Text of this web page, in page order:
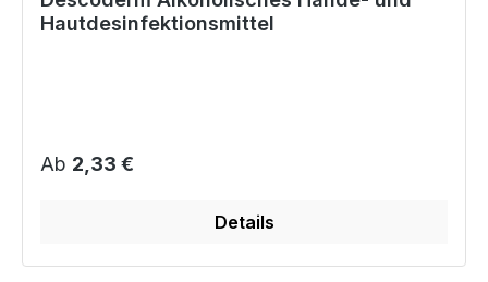
Hautdesinfektionsmittel
Regulärer Preis:
Ab 2,33 €
Details